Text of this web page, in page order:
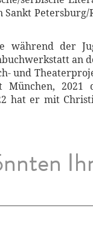
während der
an
und
2021
hat er mit